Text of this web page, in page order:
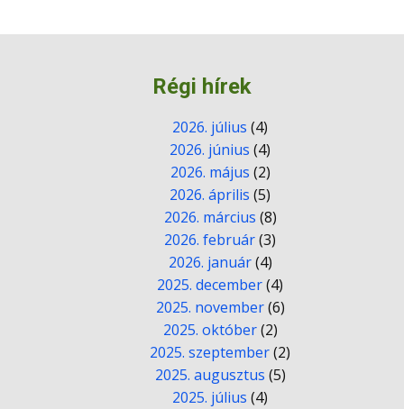
Régi hírek
2026. július (4)
2026. június (4)
2026. május (2)
2026. április (5)
2026. március (8)
2026. február(3)
2026. január(4)
2025. december(4)
2025. november(6)
2025. október(2)
2025. szeptember(2)
2025. augusztus (5)
2025. július (4)